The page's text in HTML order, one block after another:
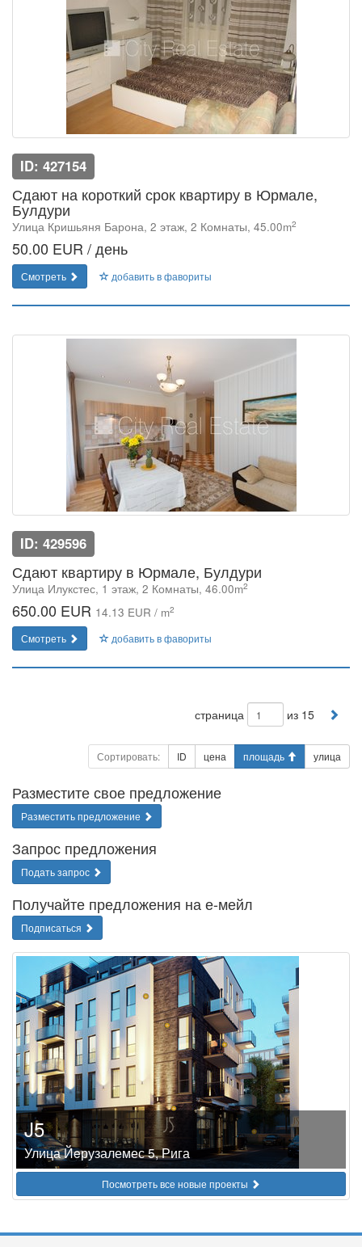
ID: 427154
Сдают на короткий срок квартиру в Юрмале,
Булдури
Улица Кришьяня Барона, 2 этаж, 2 Комнаты, 45.00m2
50.00 EUR / день
Смотреть добавить в фавориты
ID: 429596
Сдают квартиру в Юрмале, Булдури
Улица Илукстес, 1 этаж, 2 Комнаты, 46.00m2
650.00 EUR 14.13 EUR / m2
Смотреть добавить в фавориты
страница из 15
Сортировать: ID цена площадь улица
Разместите свое предложение
Разместить предложение
Запрос предложения
Подать запрос
Получайте предложения на е-мейл
Подписаться
J5
Улица Йeрузалемес 5, Рига
Посмотреть все новые проекты